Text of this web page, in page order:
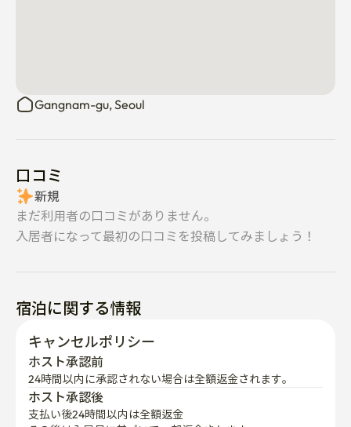
カフェ、レストラン、診療所、有名化粧品クリニックに
必要なものはすべて近くにあります。レストラン、病
⸻
🚇交通機関
	• 論峴駅 (7号線) 徒歩6分
	• 高速バスターミナルまで12分（地下鉄·徒歩）
	• カロスキル·セロスキル徒歩圏内
	• 新世界江南付近、現代百貨店狎鴎亭店、ニューコアア
ウトレット、キムズクラブ
⸻
口コミ
まだ利用者の口コミがありません。
入居者になって最初の口コミを投稿してみましょう！
宿泊に関する情報
キャンセルポリシー
24時間以内に承認されない場合は全額返金されます。
ホスト承認後
支払い後24時間以内は全額返金
その後は入居日に基づいて一部返金されます。
（Enkoのサービス料は返金されません）